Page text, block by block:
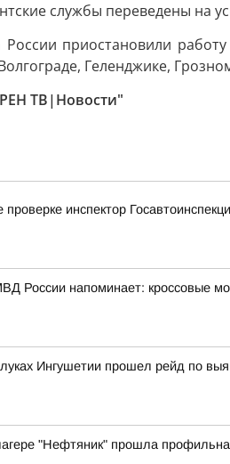
службы переведены на
приостановили
Геленджике,
ТВ|Новости"
проверке инспектор
России напоминает: кроссовые
Ингушетии прошел рейд по
"Нефтяник" прошла